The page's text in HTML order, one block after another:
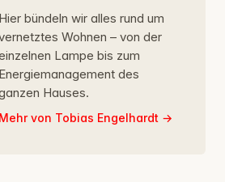
Hier bündeln wir alles rund um
Wohnen – von der
Lampe bis zum
Energiemanagement des
Hauses.
Mehr von Tobias Engelhardt